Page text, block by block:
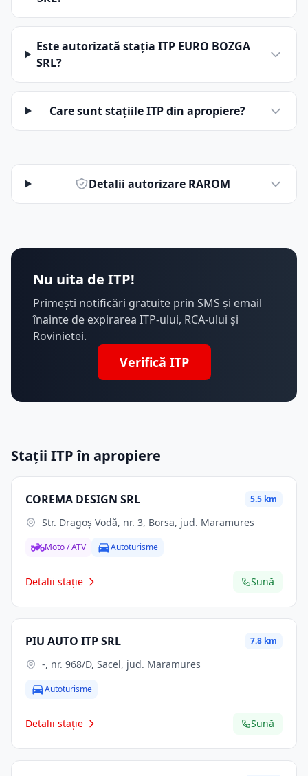
Este autorizată stația ITP EURO BOZGA
SRL?
Care sunt stațiile ITP din apropiere?
Detalii autorizare RAROM
Nu uita de ITP!
Primești notificări gratuite prin SMS și email
înainte de expirarea ITP-ului, RCA-ului și
Rovinietei.
Verifică ITP
Stații ITP în apropiere
COREMA DESIGN SRL 5.5 km
Str. Dragoş Vodă, nr. 3, Borsa, jud. Maramures
Moto / ATV Autoturisme
Detalii stație Sună
PIU AUTO ITP SRL 7.8 km
-, nr. 968/D, Sacel, jud. Maramures
Autoturisme
Detalii stație Sună